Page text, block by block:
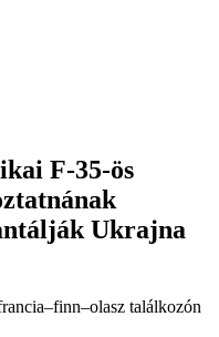
F-35-ös
Ukrajna
találkozón